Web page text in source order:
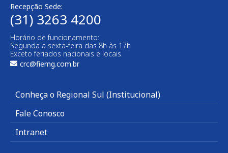
Recepção Sede:
(31) 3263 4200
Horário de funcionamento:
Segunda a sexta-feira das 8h às 17h
Exceto feriados nacionais e locais.
crc@fiemg.com.br
Conheça o Regional Sul (Institucional)
Fale Conosco
Intranet